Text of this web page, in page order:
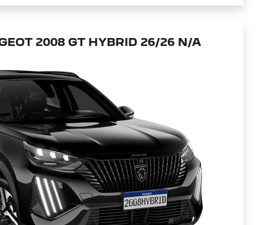
2008 GT HYBRID 26/26 N/A